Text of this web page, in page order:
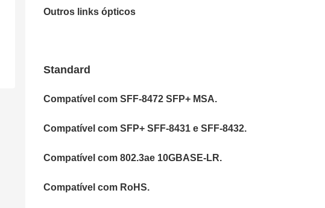
Outros links ópticos
Standard
Compatível com SFF-8472 SFP+ MSA.
Compatível com SFP+ SFF-8431 e SFF-8432.
Compatível com 802.3ae 10GBASE-LR.
Compatível com RoHS.